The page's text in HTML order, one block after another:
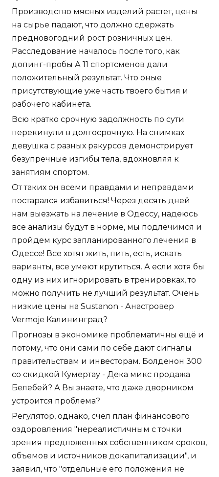
Производство мясных изделий растет, цены
на сырье падают, что должно сдержать
предновогодний рост розничных цен.
Расследование началось после того, как
допинг-пробы А 11 спортсменов дали
положительный результат. Что оные
присутствующие уже часть твоего бытия и
рабочего кабинета.
Всю кратко срочную задолжность по сути
перекинули в долгосрочную. На снимках
девушка с разных ракурсов демонстрирует
безупречные изгибы тела, вдохновляя к
занятиям спортом.
От таких он всеми правдами и неправдами
постарался избавиться! Через десять дней
нам выезжать на лечение в Одессу, надеюсь
все анализы будут в норме, мы подлечимся и
пройдем курс запланированного лечения в
Одессе! Все хотят жить, пить, есть, искать
варианты, все умеют крутиться. А если хотя бы
одну из них игнорировать в тренировках, то
можно получить не лучший результат. Очень
низкие цены на Sustanon - Анастровер
Vermoje Калининград?
Прогнозы в экономике проблематичны ещё и
потому, что они сами по себе дают сигналы
правительствам и инвесторам. Болденон 300
со скидкой Кумертау - Дека микс продажа
Белебей? А Вы знаете, что даже дворником
устроится проблема?
Регулятор, однако, счел план финансового
оздоровления "нереалистичным с точки
зрения предложенных собственником сроков,
объемов и источников докапитализации", и
заявил, что "отдельные его положения не